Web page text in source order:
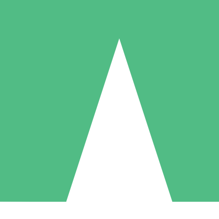
Individuelle Credit-Pakete
nach Bedarf mit Download-Credits. Keine monatliche Verpflichtung